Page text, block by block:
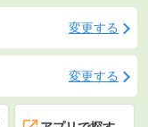
変更する
変更する